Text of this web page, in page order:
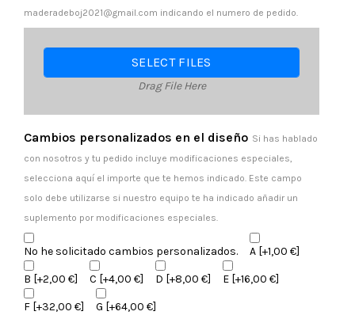
maderadeboj2021@gmail.com indicando el numero de pedido.
SELECT FILES
Drag File Here
Cambios personalizados en el diseño Si has hablado
con nosotros y tu pedido incluye modificaciones especiales,
selecciona aquí el importe que te hemos indicado. Este campo
solo debe utilizarse si nuestro equipo te ha indicado añadir un
suplemento por modificaciones especiales.
No he solicitado cambios personalizados. A [+1,00 €]
B [+2,00 €] C [+4,00 €] D [+8,00 €] E [+16,00 €]
F [+32,00 €] G [+64,00 €]